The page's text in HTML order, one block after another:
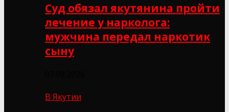
Суд обязал якутянина пройти
лечение у нарколога:
мужчина передал наркотик
сыну
В Якутии